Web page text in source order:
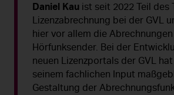
Daniel Kau ist seit 2022 Teil des
Lizenzabrechnung bei der GVL
hier vor allem die
Hörfunksender. Bei der
neuen Lizenzportals der GVL
seinem fachlichen Input
Gestaltung der